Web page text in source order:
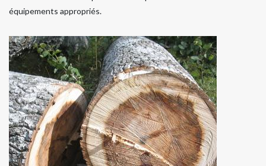
équipements appropriés.